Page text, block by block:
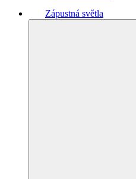
Zápustná světla